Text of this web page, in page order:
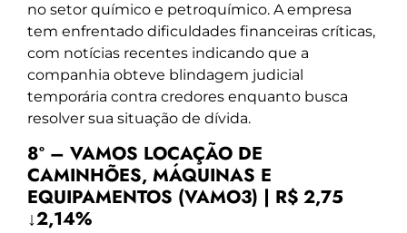
no setor químico e petroquímico. A empresa
tem enfrentado dificuldades financeiras críticas,
com notícias recentes indicando que a
companhia obteve blindagem judicial
temporária contra credores enquanto busca
resolver sua situação de dívida.
8º – VAMOS LOCAÇÃO DE
CAMINHÕES, MÁQUINAS E
EQUIPAMENTOS (VAMO3) | R$ 2,75
↓2,14%